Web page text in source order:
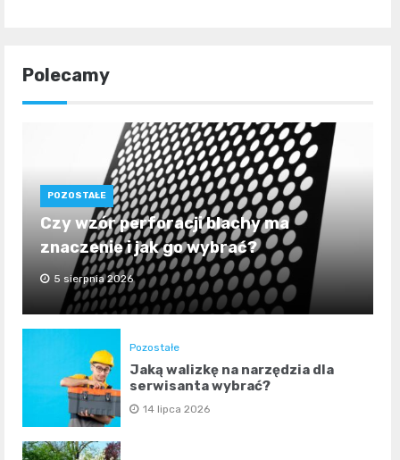
Polecamy
POZOSTAŁE
Czy wzór perforacji blachy ma
znaczenie i jak go wybrać?
5 sierpnia 2026
Pozostałe
Jaką walizkę na narzędzia dla
serwisanta wybrać?
14 lipca 2026